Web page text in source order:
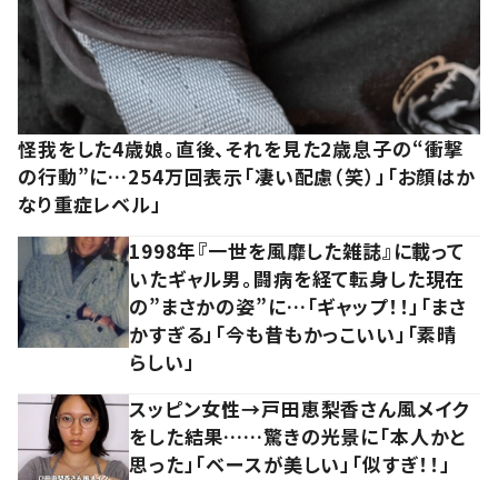
怪我をした4歳娘。直後、それを見た2歳息子の“衝撃
の行動”に…254万回表示「凄い配慮（笑）」「お顔はか
なり重症レベル」
1998年『一世を風靡した雑誌』に載って
いたギャル男。闘病を経て転身した現在
の”まさかの姿”に…「ギャップ！！」「まさ
かすぎる」「今も昔もかっこいい」「素晴
らしい」
スッピン女性→戸田恵梨香さん風メイク
をした結果……驚きの光景に「本人かと
思った」「ベースが美しい」「似すぎ！！」